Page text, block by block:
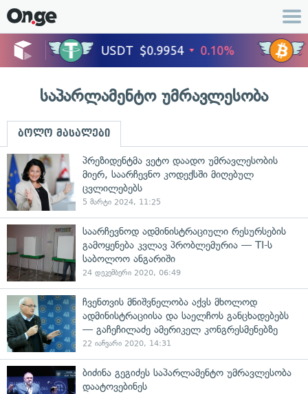
საპარლამენტო უმრავლესობა
ბოლო მასალები
პრეზიდენტმა ვეტო დაადო უმრავლესობის
მიერ, საარჩევნო კოდექსში მიღებულ
ცვლილებებს
5 მარტი 2024, 11:25
საარჩევნოდ ადმინისტრაციული რესურსების
გამოყენება კვლავ პრობლემურია — TI-ს
საბოლოო ანგარიში
24 დეკემბერი 2020, 06:49
ჩვენთვის მნიშვნელობა აქვს მხოლოდ
ადმინისტრაციისა და საელჩოს განცხადებებს
— გაჩეჩილაძე ამერიკელ კონგრესმენებზე
22 იანვარი 2020, 14:31
ბიძინა გეგიძეს საპარლამენტო უმრავლესობა
დაატოვებინეს